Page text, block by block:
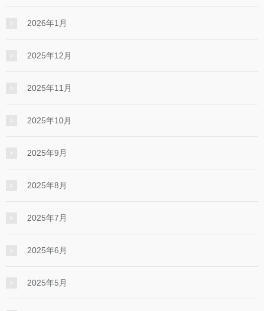
2026年1月
2025年12月
2025年11月
2025年10月
2025年9月
2025年8月
2025年7月
2025年6月
2025年5月